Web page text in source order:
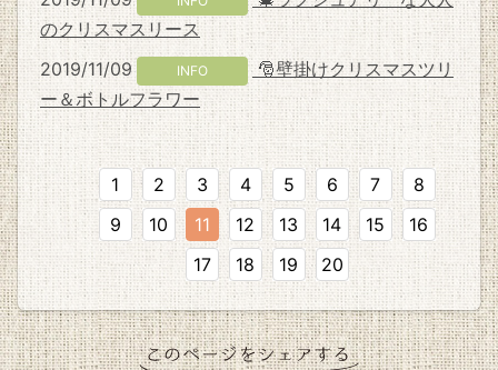
のクリスマスリース
2019/11/09
INFO
🎅壁掛けクリスマスツリ
ー＆ボトルフラワー
1 2 3 4 5 6 7
8
9
10 11 12 13 14 15
16
17
18 19 20